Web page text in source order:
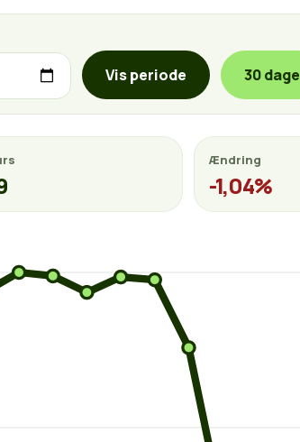
Vis periode 30 dage
Ændring
-1,04%